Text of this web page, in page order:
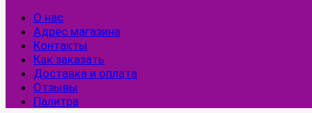
О нас
Адрес магазина
Контакты
Как заказать
Доставка и оплата
Отзывы
Палитра